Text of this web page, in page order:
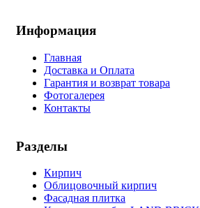
Информация
Главная
Доставка и Оплата
Гарантия и возврат товара
Фотогалерея
Контакты
Разделы
Кирпич
Облицовочный кирпич
Фасадная плитка